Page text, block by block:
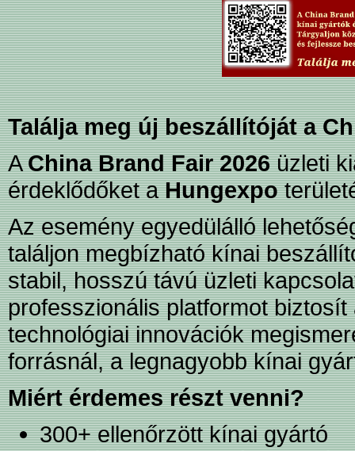
Találja meg új beszállítóját a
AChina Brand Fair 2026üzleti
érdeklődőket aHungexpo
Az esemény egyedülálló
találjon megbízható kínai
stabil, hosszú távú üzleti
professzionális platformot
technológiai innovációk
forrásnál, a legnagyobb kínai
Miért érdemes részt venni?
300+ ellenőrzött kínai gyártó